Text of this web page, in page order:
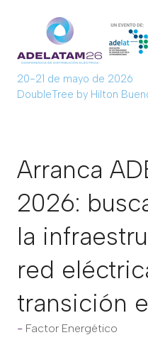
20-21 de mayo de 2026
DoubleTree by Hilton
Arranca
2026:
la
red
transición
Factor Energético